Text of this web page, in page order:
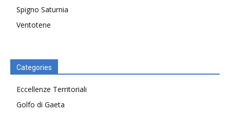
Spigno Saturnia
Ventotene
Categories
Eccellenze Territoriali
Golfo di Gaeta